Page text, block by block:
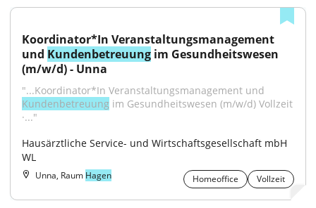
Koordinator*In Veranstaltungsmanagement
und Kundenbetreuung im Gesundheitswesen
(m/w/d) - Unna
Kundenbetreuung im Gesundheitswesen (m/w/d) Vollzeit
·..."
Hausärztliche Service- und Wirtschaftsgesellschaft mbH
WL
Unna, Raum Hagen Homeoffice Vollzeit